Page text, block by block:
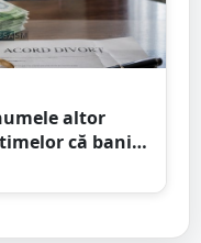
altor
că banii